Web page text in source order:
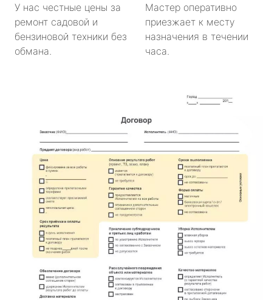
У нас честные цены за
ремонт садовой и
бензиновой техники без
обмана.
Мастер оперативно
приезжает к месту
назначения в течении
часа.